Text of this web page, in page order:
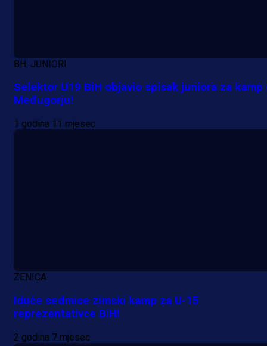
BH. JUNIORI
Selektor U19 BiH objavio spisak juniora za kamp
Međugorju!
1 godina 11 mjesec
ZENICA
Iduće sedmice zimski kamp za U-15
reprezentativce BiH!
2 godina 7 mjesec